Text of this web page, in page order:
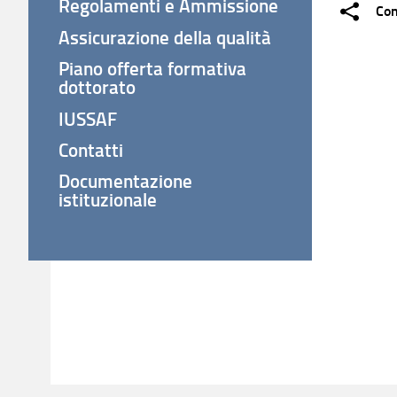
Regolamenti e Ammissione
Assicurazione della qualità
Piano offerta formativa
dottorato
IUSSAF
Contatti
Documentazione
istituzionale